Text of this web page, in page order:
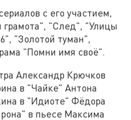
с его участием,
грамота", "След", "Улицы
"Золотой туман",
"Помни имя своё".
Александр Крючков
в "Чайке" Антона
в "Идиоте" Фёдора
в пьесе Максима